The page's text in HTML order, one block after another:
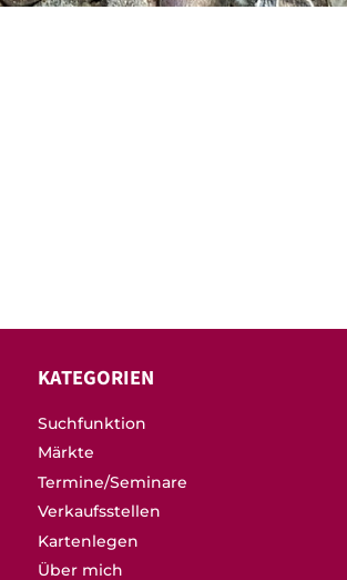
KATEGORIEN
Suchfunktion
Märkte
Termine/Seminare
Verkaufsstellen
Kartenlegen
Über mich